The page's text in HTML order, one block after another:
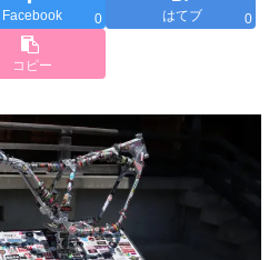
Facebook 0 はてブ 0
コピー